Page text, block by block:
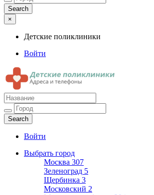
×
Детские поликлиники
Войти
Детские поликлиники
Адреса и телефоны поликлиник
Войти
Выбрать город
Москва 307
Зеленоград 5
Щербинка 3
Московский 2